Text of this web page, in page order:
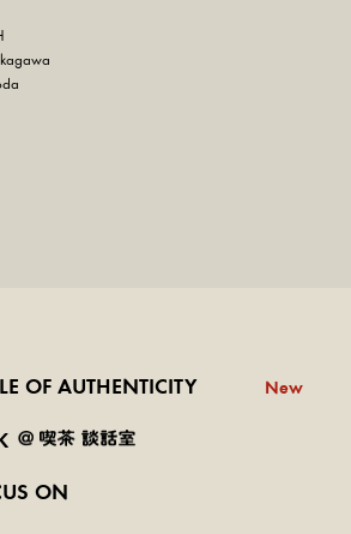
OF AUTHENTICITY New
ON